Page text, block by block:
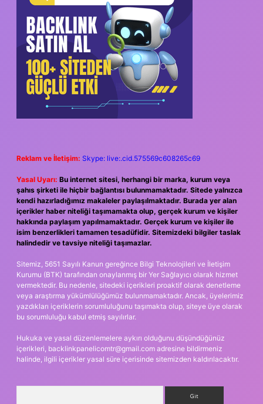
Reklam ve İletişim: Skype: live:.cid.575569c608265c69
Yasal Uyarı: Bu internet sitesi, herhangi bir marka, kurum veya
şahıs şirketi ile hiçbir bağlantısı bulunmamaktadır. Sitede yalnızca
kendi hazırladığımız makaleler paylaşılmaktadır. Burada yer alan
içerikler haber niteliği taşımamakta olup, gerçek kurum ve kişiler
hakkında paylaşım yapılmamaktadır. Gerçek kurum ve kişiler ile
isim benzerlikleri tamamen tesadüfidir. Sitemizdeki bilgiler taslak
halindedir ve tavsiye niteliği taşımazlar.
Sitemiz, 5651 Sayılı Kanun gereğince Bilgi Teknolojileri ve İletişim
Kurumu (BTK) tarafından onaylanmış bir Yer Sağlayıcı olarak hizmet
vermektedir. Bu nedenle, sitedeki içerikleri proaktif olarak denetleme
veya araştırma yükümlülüğümüz bulunmamaktadır. Ancak, üyelerimiz
yazdıkları içeriklerin sorumluluğunu taşımakta olup, siteye üye olarak
bu sorumluluğu kabul etmiş sayılırlar.
Hukuka ve yasal düzenlemelere aykırı olduğunu düşündüğünüz
içerikleri, backlinkpanelicomtr@gmail.com adresine bildirmeniz
halinde, ilgili içerikler yasal süre içerisinde sitemizden kaldırılacaktır.